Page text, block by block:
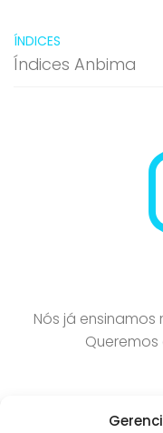
ÍNDICES
Índices Anbima
Nós já ensinamos